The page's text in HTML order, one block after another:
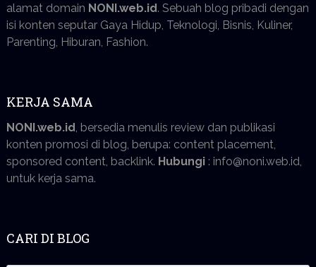
alamat domain NONI.web.id. Sebuah blog pribadi dengan
isi konten seputar Gaya Hidup, Teknologi, Bisnis, Kuliner,
Parenting, Hiburan, Fashion.
KERJA SAMA
NONI.web.id , bersedia menulis review dan publikasi
konten promosi di blog, berupa: content placement,
sponsored content, backlink. Hubungi: info@noni.web.id,
untuk kerja sama.
CARI DI BLOG